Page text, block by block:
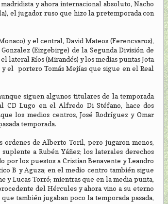
y ahora internacional absoluto, Nacho
el jugador ruso que hizo la pretemporada con
y el central, David Mateos (Ferencvaros),
(Eizgebirge) de la Segunda División de
lateral Ríos (Mirandés) y los medias puntas Jota
el portero Tomás Mejías que sigue en el Real
siguen algunos titulares de la temporada
CD Lugo en el Alfredo Di Stéfano, hace dos
los medios centros, José Rodríguez y Omar
temporada.
ordenes de Alberto Toril, pero jugaron menos,
a Rubén Yáñez; los laterales derechos
los puestos a Cristian Benavente y Leandro
B y Aguza; en el medio centro también sigue
y Lucas Torró; mientras que en la media punta,
del Hércules y ahora vino a su eterno
también jugaban poco la temporada pasada,